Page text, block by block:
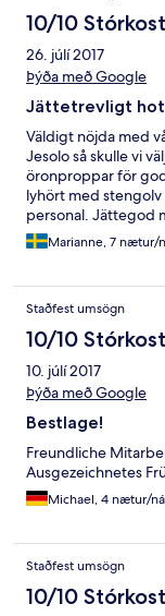
10/10
26. júlí 2017
Þýða með Google
Jättetrevligt
Väldigt nöjda med
Jesolo så skulle vi
öronproppar för
lyhört med
personal. Jättegod
Marianne, 7 nætur/
Staðfest umsögn
10/10
10. júlí 2017
Þýða með Google
Bestlage!
Freundliche
Ausgezeichnetes
Michael, 4 nætur/
Staðfest umsögn
10/10